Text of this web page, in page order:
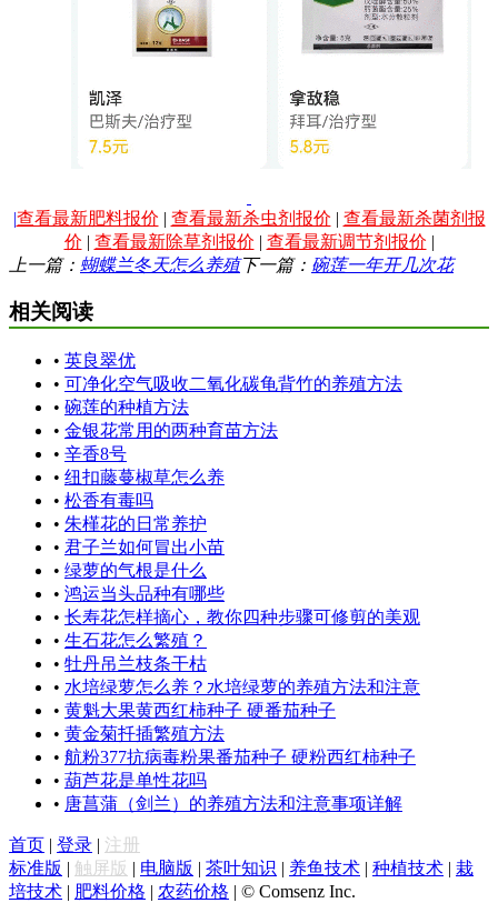
|查看最新肥料报价 | 查看最新杀虫剂报价 | 查看最新杀菌剂报
价 | 查看最新除草剂报价 | 查看最新调节剂报价 |
上一篇： 蝴蝶兰冬天怎么养殖下一篇： 碗莲一年开几次花
相关阅读
• 英良翠优
• 可净化空气吸收二氧化碳龟背竹的养殖方法
• 碗莲的种植方法
• 金银花常用的两种育苗方法
• 辛香8号
• 纽扣藤蔓椒草怎么养
• 松香有毒吗
• 朱槿花的日常养护
• 君子兰如何冒出小苗
• 绿萝的气根是什么
• 鸿运当头品种有哪些
• 长寿花怎样摘心，教你四种步骤可修剪的美观
• 生石花怎么繁殖？
• 牡丹吊兰枝条干枯
• 水培绿萝怎么养？水培绿萝的养殖方法和注意
• 黄魁大果黄西红柿种子 硬番茄种子
• 黄金菊扦插繁殖方法
• 航粉377抗病毒粉果番茄种子 硬粉西红柿种子
• 葫芦花是单性花吗
• 唐菖蒲（剑兰）的养殖方法和注意事项详解
首页 | 登录 | 注册
标准版 | 触屏版 | 电脑版 | 茶叶知识 | 养鱼技术 | 种植技术 | 栽
培技术 | 肥料价格 | 农药价格 | © Comsenz Inc.